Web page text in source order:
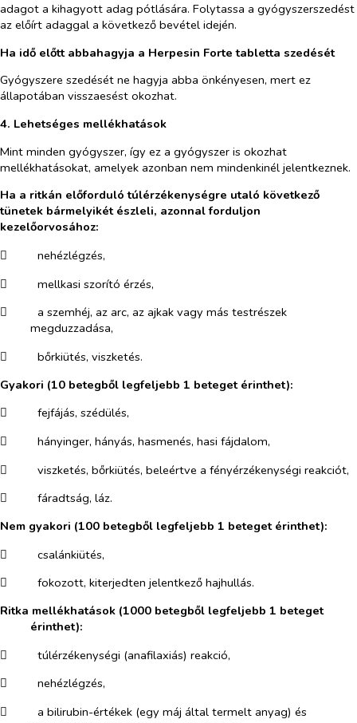
adagot a kihagyott adag pótlására. Folytassa a gyógyszerszedést
az előírt adaggal a következő bevétel idején.
Ha idő előtt abbahagyja a Herpesin Forte tabletta szedését
Gyógyszere szedését ne hagyja abba önkényesen, mert ez
állapotában visszaesést okozhat.
4. Lehetséges mellékhatások
Mint minden gyógyszer, így ez a gyógyszer is okozhat
mellékhatásokat, amelyek azonban nem mindenkinél jelentkeznek.
Ha a ritkán előforduló túlérzékenységre utaló következő
tünetek bármelyikét észleli, azonnal forduljon
kezelőorvosához:
​
nehézlégzés,
​
mellkasi szorító érzés,
​
a szemhéj, az arc, az ajkak vagy más testrészek
megduzzadása,
​
bőrkiütés, viszketés.
Gyakori (10 betegből legfeljebb 1 beteget érinthet):
​
fejfájás, szédülés,
​
hányinger, hányás, hasmenés, hasi fájdalom,
​
viszketés, bőrkiütés, beleértve a fényérzékenységi reakciót,
​
fáradtság, láz.
Nem gyakori (100 betegből legfeljebb 1 beteget érinthet):
​
csalánkiütés,
​
fokozott, kiterjedten jelentkező hajhullás.
Ritka mellékhatások (1000 betegből legfeljebb 1 beteget
érinthet):
​
túlérzékenységi (anafilaxiás) reakció,
​
nehézlégzés,
​
a bilirubin-értékek (egy máj által termelt anyag) és